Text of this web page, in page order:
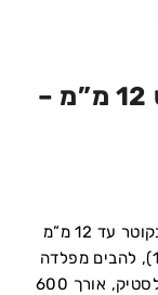
חותך פלדה מוט 9 מ”מ וחוט 12 מ”מ –
חותך תיל פלדה TECNI, לחיתוך כבלי פלדה בקוטר עד 12 מ”מ
(7X7 ו-7X19) וגדילים בקוטר עד 6 מ”מ (1X19), להבים מפלדה
מוקשית, ידיות מסגסוגת אלומיניום מצופות פלסטיק, אורך 600